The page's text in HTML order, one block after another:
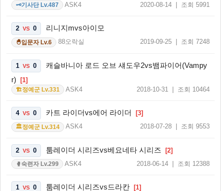
🗝️기사단 Lv.487 ASK4 2020-08-14 | 조회 5991
2 VS 0 리니지mvs아이모
🐣입문자 Lv.6 88오락실 2019-09-25 | 조회 7248
1 VS 0
캐슬바니아 로드 오브 섀도우2vs뱀파이어(Vampy
r) [1]
🏗️정예군 Lv.331 ASK4 2018-10-31 | 조회 10464
4 VS 0 카트 라이더vs에어 라이더 [3]
🏛️정예군 Lv.314 ASK4 2018-07-28 | 조회 9553
2 VS 0 툼레이더 시리즈vs베요네타 시리즈 [2]
🥊 숙련자 Lv.299 ASK4 2018-06-14 | 조회 12388
1 VS 0 툼레이더 시리즈vs드라칸 [1]